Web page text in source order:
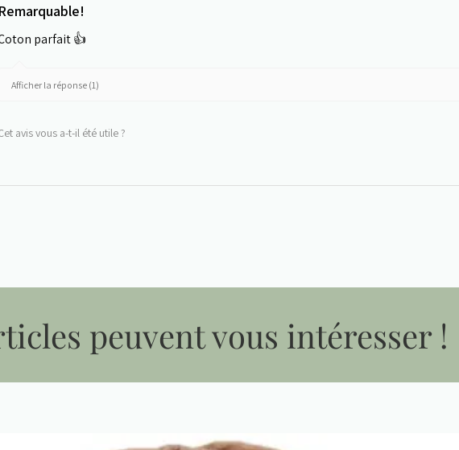
Remarquable!
parfait 👍
Afficher la réponse (1)
avis vous a-t-il été utile ?
peuvent vous intéresser !